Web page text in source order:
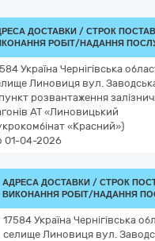
ДОСТАВКИ / СТРОК
РОБІТ/НАДАННЯ
Україна Чернігівська
Линовиця вул.
розвантаження
АТ «Линовицький
«Красний»)
01-04-2026
АДРЕСА ДОСТАВКИ / СТРОК
ВИКОНАННЯ РОБІТ/НАДАННЯ
17584 Україна Чернігівська
селище Линовиця вул.